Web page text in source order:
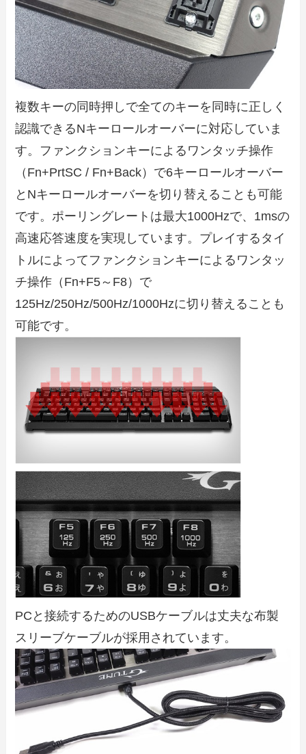
複数キーの同時押しで全てのキーを同時に正しく
認識できるNキーロールオーバーに対応していま
す。ファンクションキーによるワンタッチ操作
（Fn+PrtSC / Fn+Back）で6キーロールオーバー
とNキーロールオーバーを切り替えることも可能
です。ポーリングレートは最大1000Hzで、1msの
高速応答速度を実現しています。プレイするタイ
トルによってファンクションキーによるワンタッ
チ操作（Fn+F5～F8）で
125Hz/250Hz/500Hz/1000Hzに切り替えることも
可能です。
PCと接続するためのUSBケーブルは丈夫な布製
スリーブケーブルが採用されています。